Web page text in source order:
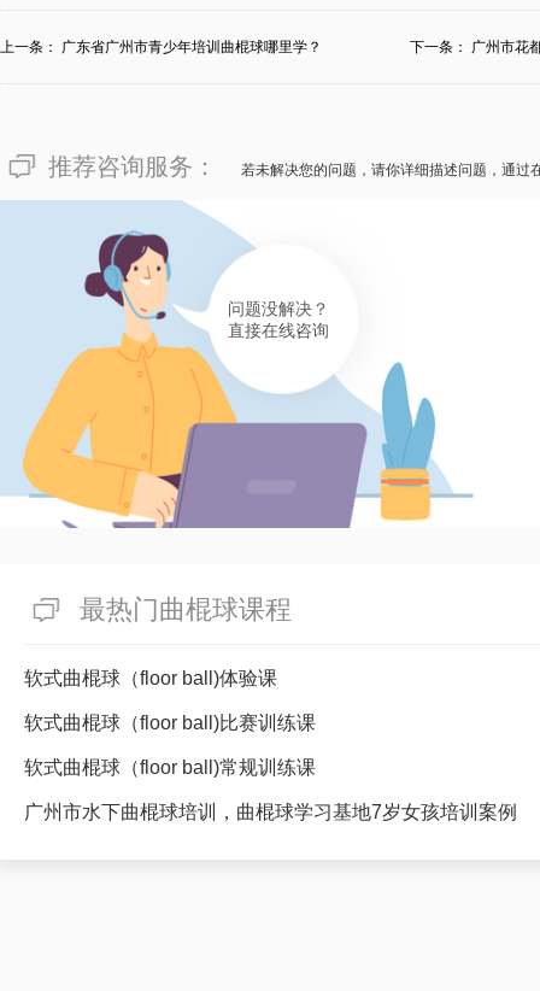
上一条： 广东省广州市青少年培训曲棍球哪里学？ 下一条： 广州市花
推荐咨询服务： 若未解决您的问题，请你详细描述问题，通过
问题没解决？
直接在线咨询
最热门曲棍球课程
软式曲棍球（floor ball)体验课
软式曲棍球（floor ball)比赛训练课
软式曲棍球（floor ball)常规训练课
广州市水下曲棍球培训，曲棍球学习基地7岁女孩培训案例